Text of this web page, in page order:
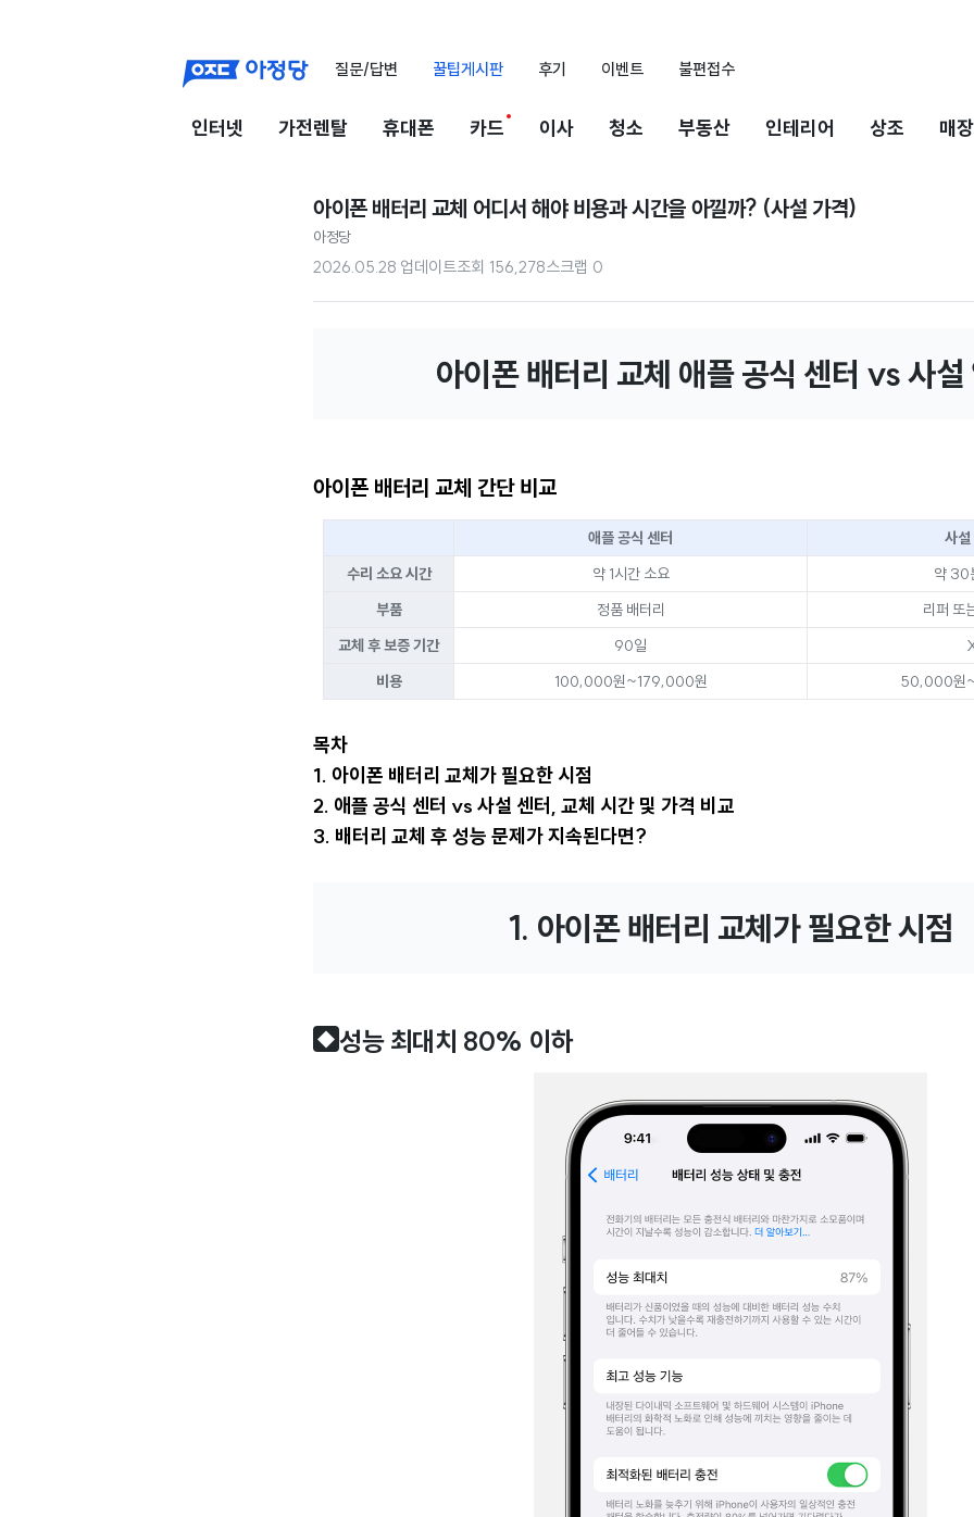
질문/답변 꿀팁게시판 후기 이벤트 불편접수
인터넷 가전렌탈 휴대폰 카드 이사 청소 부동산 인테리어 상조 매
아이폰 배터리 교체 어디서 해야 비용과 시간을 아낄까? (사설 가격)
아정당
2026.05.28 업데이트조회 156,278스크랩 0
아이폰 배터리 교체 애플 공식 센터 vs 사설
아이폰 배터리 교체 간단 비교
애플 공식 센터
사설
수리 소요 시간
약 1시간 소요
약 30
부품
정품 배터리
리퍼 또
교체 후 보증 기간
90일
비용
100,000원~179,000원 50,000원
목차
1. 아이폰 배터리 교체가 필요한 시점
2. 애플 공식 센터 vs 사설 센터, 교체 시간 및 가격 비교
3. 배터리 교체 후 성능 문제가 지속된다면?
1. 아이폰 배터리 교체가 필요한 시점
◆성능 최대치 80% 이하